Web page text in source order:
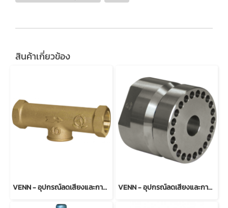
สินค้าเกี่ยวข้อง
VENN - อุปกรณ์ลดเสียงและการสั่นสะเทือน Model QH-1 VENN - อุปกรณ์ลดเสียงและการสั่นสะเทือน Model QH-3